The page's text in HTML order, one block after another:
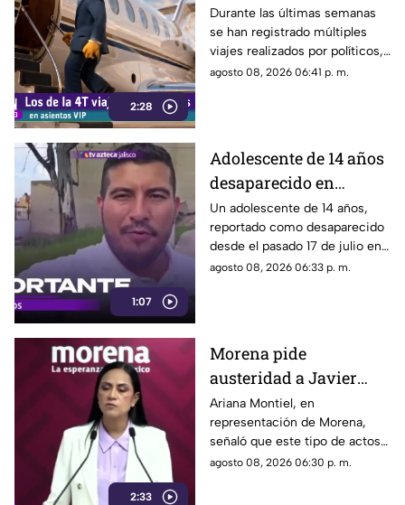
2:28
sin ninguna
preocupación
Durante las últimas semanas
se han registrado múltiples
viajes realizados por políticos,
sin que hasta el momento
elevado gasto que han
generado.
agosto 08, 2026 06:41 p. m.
1:07
Adolescente de 14 años
desaparecido en
Tlaquepaque es
trasladado a Jalisco
tras ser localizado en
Michoacán
Un adolescente de 14 años,
reportado como desaparecido
desde el pasado 17 de julio en
Tlaquepaque, fue localizado
agosto 08, 2026 06:33 p. m.
2:33
Morena pide
austeridad a Javier
May, pero el ejemplo
parece faltar en casa
Ariana Montiel, en
representación de Morena,
señaló que este tipo de actos y
el gasto de recursos
agosto 08, 2026 06:30 p. m.